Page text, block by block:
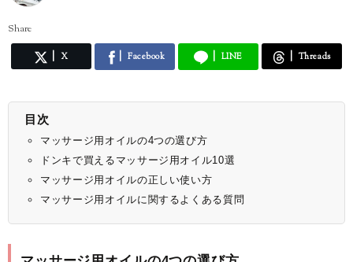
Share
X Facebook LINE Threads
目次
マッサージ用オイルの4つの選び方
ドンキで買えるマッサージ用オイル10選
マッサージ用オイルの正しい使い方
マッサージ用オイルに関するよくある質問